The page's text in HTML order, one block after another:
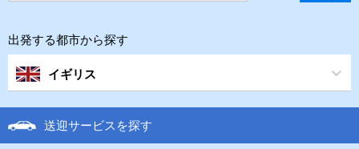
出発する都市から探す
イギリス
送迎サービスを探す